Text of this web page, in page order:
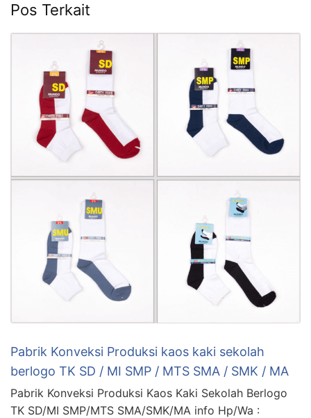
Pos Terkait
Pabrik Konveksi Produksi kaos kaki sekolah
berlogo TK SD / MI SMP / MTS SMA / SMK / MA
Pabrik Konveksi Produksi Kaos Kaki Sekolah Berlogo
TK SD/MI SMP/MTS SMA/SMK/MA info Hp/Wa :